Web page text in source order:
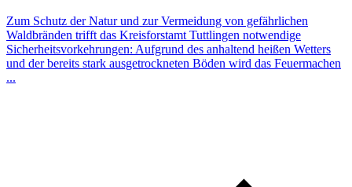
Zum Schutz der Natur und zur Vermeidung von gefährlichen
Waldbränden trifft das Kreisforstamt Tuttlingen notwendige
Sicherheitsvorkehrungen: Aufgrund des anhaltend heißen Wetters
und der bereits stark ausgetrockneten Böden wird das Feuermachen
...